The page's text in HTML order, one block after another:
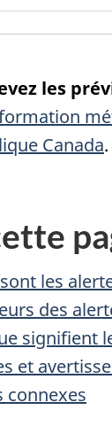
les
Canada.
les
des
signifient
et
connexes